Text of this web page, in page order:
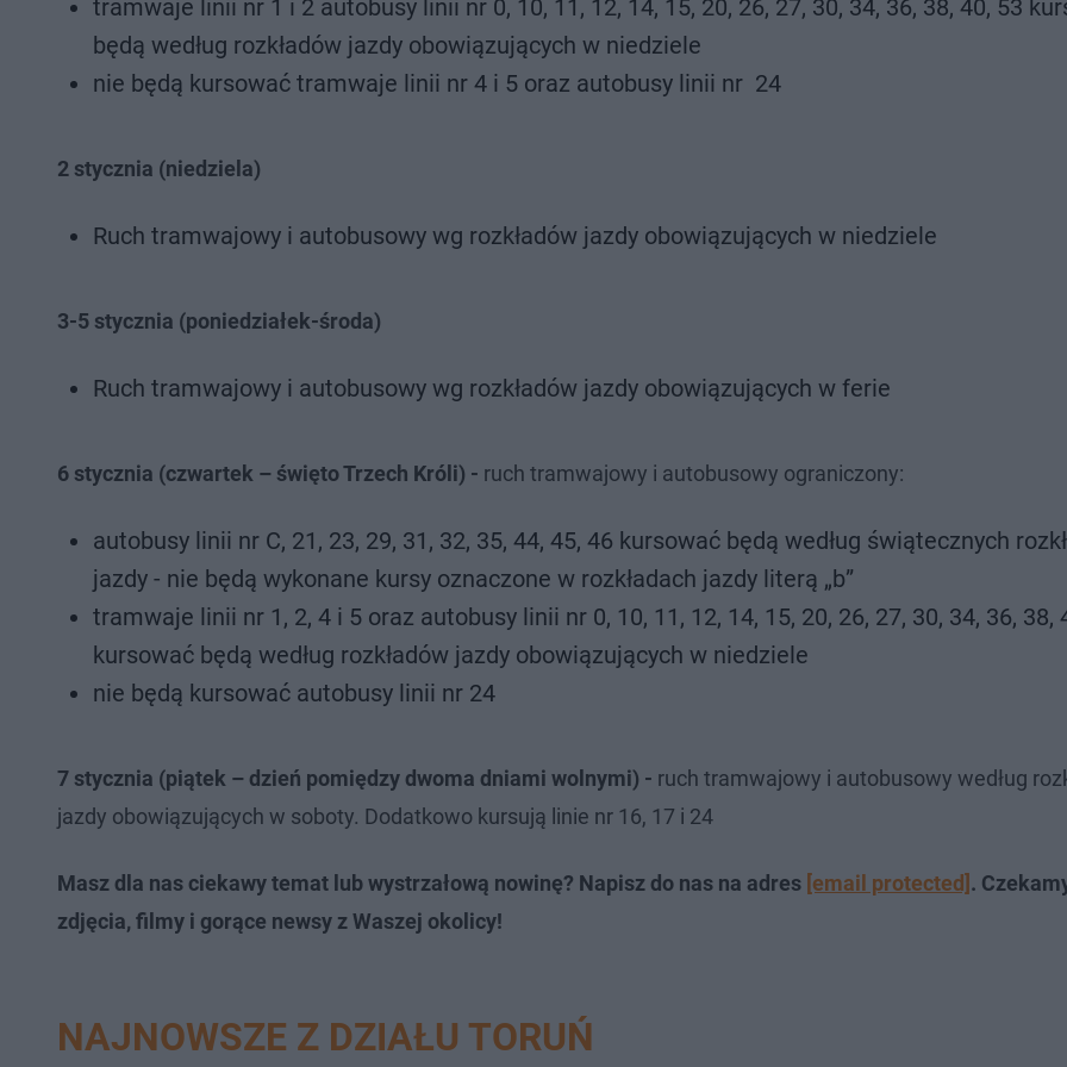
tramwaje linii nr 1 i 2 autobusy linii nr 0, 10, 11, 12, 14, 15, 20, 26, 27, 30, 34, 36, 38, 40, 53
będą według rozkładów jazdy obowiązujących w niedziele
nie będą kursować tramwaje linii nr 4 i 5 oraz autobusy linii nr 24
2 stycznia (niedziela)
Ruch tramwajowy i autobusowy wg rozkładów jazdy obowiązujących w niedziele
3-5 stycznia (poniedziałek-środa)
Ruch tramwajowy i autobusowy wg rozkładów jazdy obowiązujących w ferie
6 stycznia (czwartek – święto Trzech Króli) - ruch tramwajowy i autobusowy ograniczony:
autobusy linii nr C, 21, 23, 29, 31, 32, 35, 44, 45, 46 kursować będą według świątecznych
jazdy - nie będą wykonane kursy oznaczone w rozkładach jazdy literą „b”
tramwaje linii nr 1, 2, 4 i 5 oraz autobusy linii nr 0, 10, 11, 12, 14, 15, 20, 26, 27, 30, 34, 36, 38,
kursować będą według rozkładów jazdy obowiązujących w niedziele
nie będą kursować autobusy linii nr 24
7 stycznia (piątek – dzień pomiędzy dwoma dniami wolnymi) - ruch tramwajowy i autobusowy według
jazdy obowiązujących w soboty. Dodatkowo kursują linie nr 16, 17 i 24
Masz dla nas ciekawy temat lub wystrzałową nowinę? Napisz do nas na adres [email protected] .
zdjęcia, filmy i gorące newsy z Waszej okolicy!
NAJNOWSZE Z DZIAŁU TORUŃ